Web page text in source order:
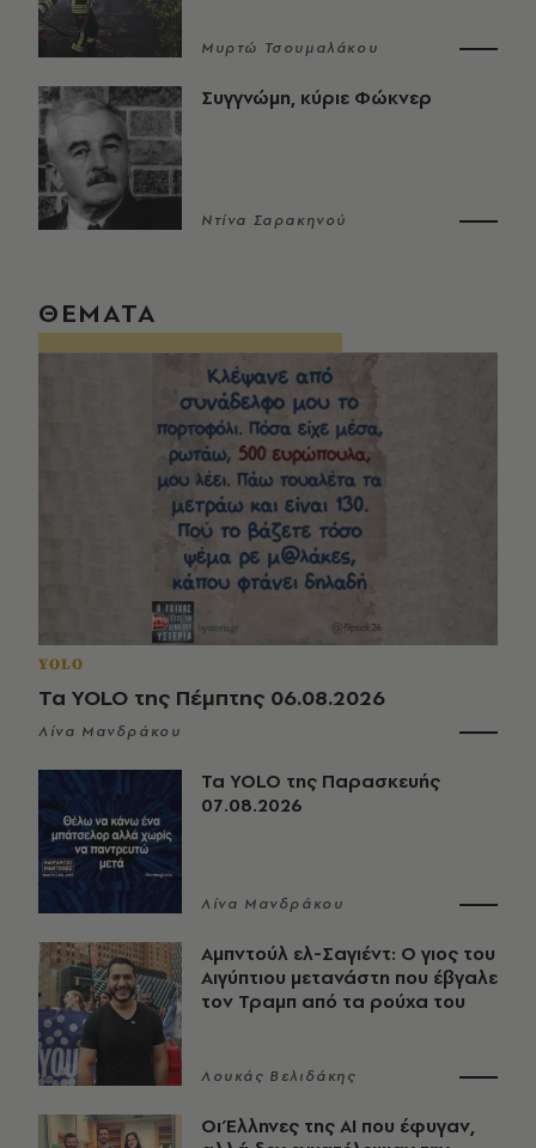
Μυρτώ Τσουμαλάκου
Συγγνώμη, κύριε Φώκνερ
Ντίνα Σαρακηνού
ΘΕΜΑΤΑ
YOLO
Τα YOLO της Πέμπτης 06.08.2026
Λίνα Μανδράκου
Τα YOLO της Παρασκευής
07.08.2026
Λίνα Μανδράκου
Αμπντούλ ελ-Σαγιέντ: Ο γιος του
Αιγύπτιου μετανάστη που έβγαλε
τον Τραμπ από τα ρούχα του
Λουκάς Βελιδάκης
Οι Έλληνες της ΑΙ που έφυγαν,